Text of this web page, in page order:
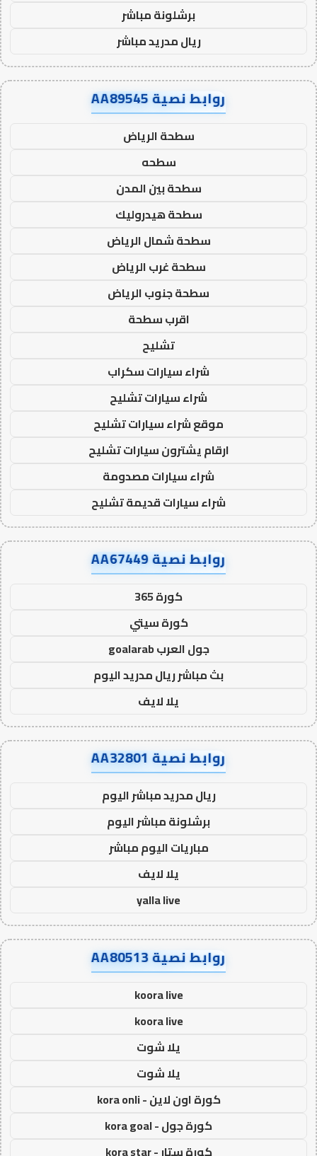
برشلونة مباشر
ريال مدريد مباشر
روابط نصية AA89545
سطحة الرياض
سطحه
سطحة بين المدن
سطحة هيدروليك
سطحة شمال الرياض
سطحة غرب الرياض
سطحة جنوب الرياض
اقرب سطحة
تشليح
شراء سيارات سكراب
شراء سيارات تشليح
موقع شراء سيارات تشليح
ارقام يشترون سيارات تشليح
شراء سيارات مصدومة
شراء سيارات قديمة تشليح
روابط نصية AA67449
كورة 365
كورة سيتي
جول العرب goalarab
بث مباشر ريال مدريد اليوم
يلا لايف
روابط نصية AA32801
ريال مدريد مباشر اليوم
برشلونة مباشر اليوم
مباريات اليوم مباشر
يلا لايف
yalla live
روابط نصية AA80513
koora live
koora live
يلا شوت
يلا شوت
كورة اون لاين - kora onli
كورة جول - kora goal
كورة ستار - kora star